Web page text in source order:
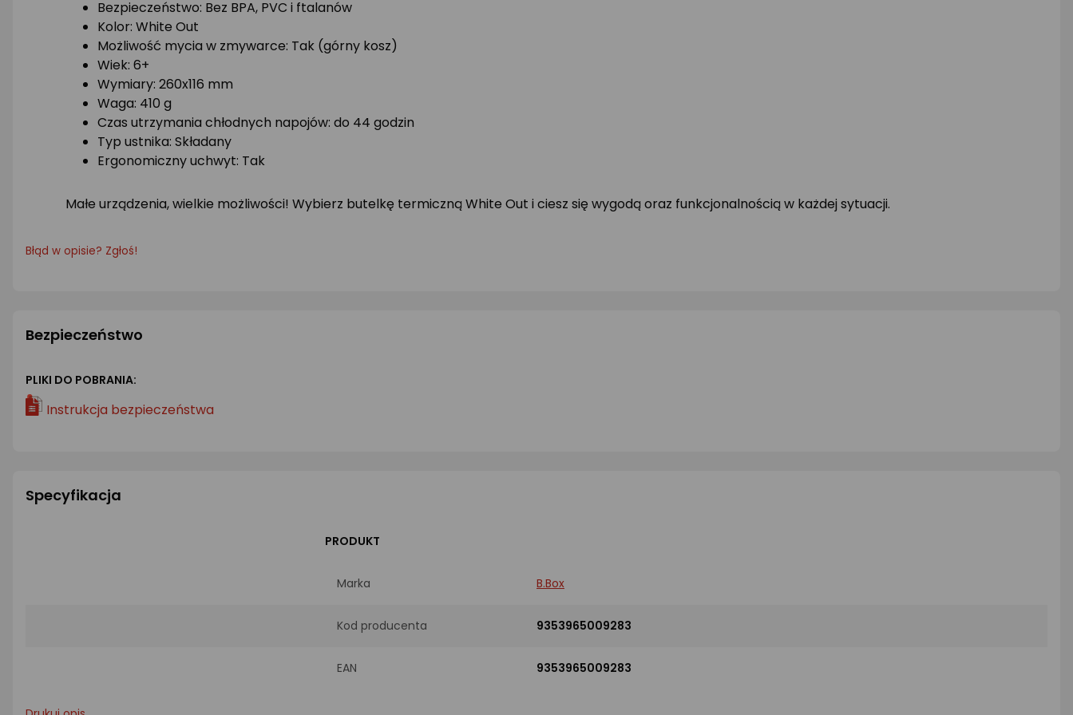
Bezpieczeństwo: Bez BPA, PVC i ftalanów
Kolor: White Out
Możliwość mycia w zmywarce: Tak (górny kosz)
Wiek: 6+
Wymiary: 260x116 mm
Waga: 410 g
Czas utrzymania chłodnych napojów: do 44 godzin
Typ ustnika: Składany
Ergonomiczny uchwyt: Tak
Małe urządzenia, wielkie możliwości! Wybierz butelkę termiczną White Out i ciesz się wygodą oraz funkcjonalnością w każdej sytuacji.
Błąd w opisie? Zgłoś!
Bezpieczeństwo
PLIKI DO POBRANIA:
Instrukcja bezpieczeństwa
Specyfikacja
PRODUKT
Marka B.Box
Kod producenta 9353965009283
EAN 9353965009283